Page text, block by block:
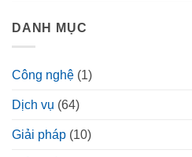
DANH MỤC
Công nghệ (1)
Dịch vụ (64)
Giải pháp (10)